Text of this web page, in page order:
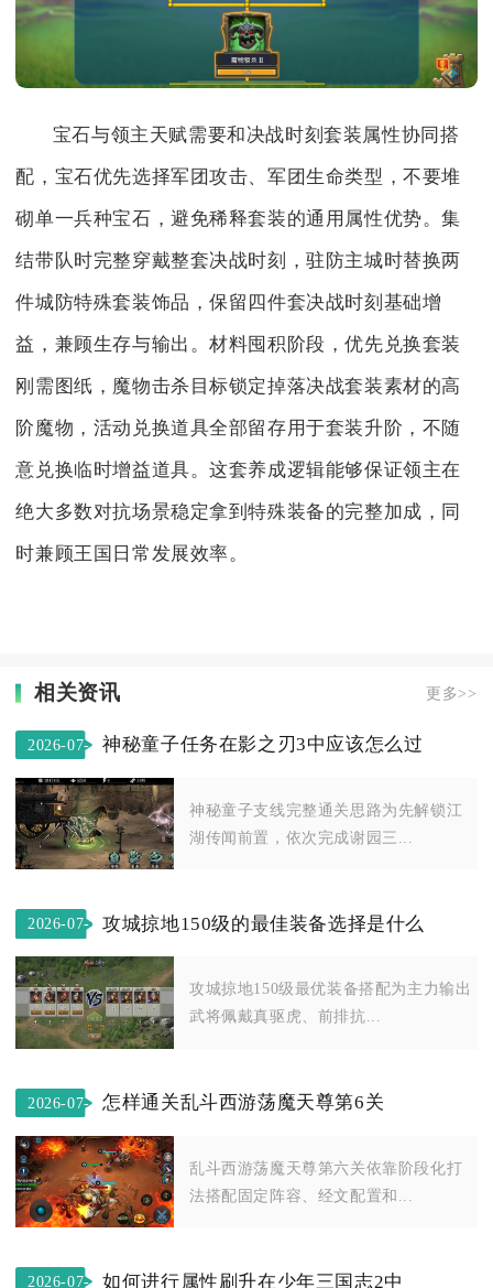
宝石与领主天赋需要和决战时刻套装属性协同搭
配，宝石优先选择军团攻击、军团生命类型，不要堆
砌单一兵种宝石，避免稀释套装的通用属性优势。集
结带队时完整穿戴整套决战时刻，驻防主城时替换两
件城防特殊套装饰品，保留四件套决战时刻基础增
益，兼顾生存与输出。材料囤积阶段，优先兑换套装
刚需图纸，魔物击杀目标锁定掉落决战套装素材的高
阶魔物，活动兑换道具全部留存用于套装升阶，不随
意兑换临时增益道具。这套养成逻辑能够保证领主在
绝大多数对抗场景稳定拿到特殊装备的完整加成，同
时兼顾王国日常发展效率。
相关资讯 更多>>
2026-07-
神秘童子任务在影之刃3中应该怎么过
神秘童子支线完整通关思路为先解锁江
湖传闻前置，依次完成谢园三...
2026-07-
10
攻城掠地150级的最佳装备选择是什么
攻城掠地150级最优装备搭配为主力输出
武将佩戴真驱虎、前排抗...
2026-07-
怎样通关乱斗西游荡魔天尊第6关
乱斗西游荡魔天尊第六关依靠阶段化打
法搭配固定阵容、经文配置和...
2026-07-
如何进行属性刷升在少年三国志2中